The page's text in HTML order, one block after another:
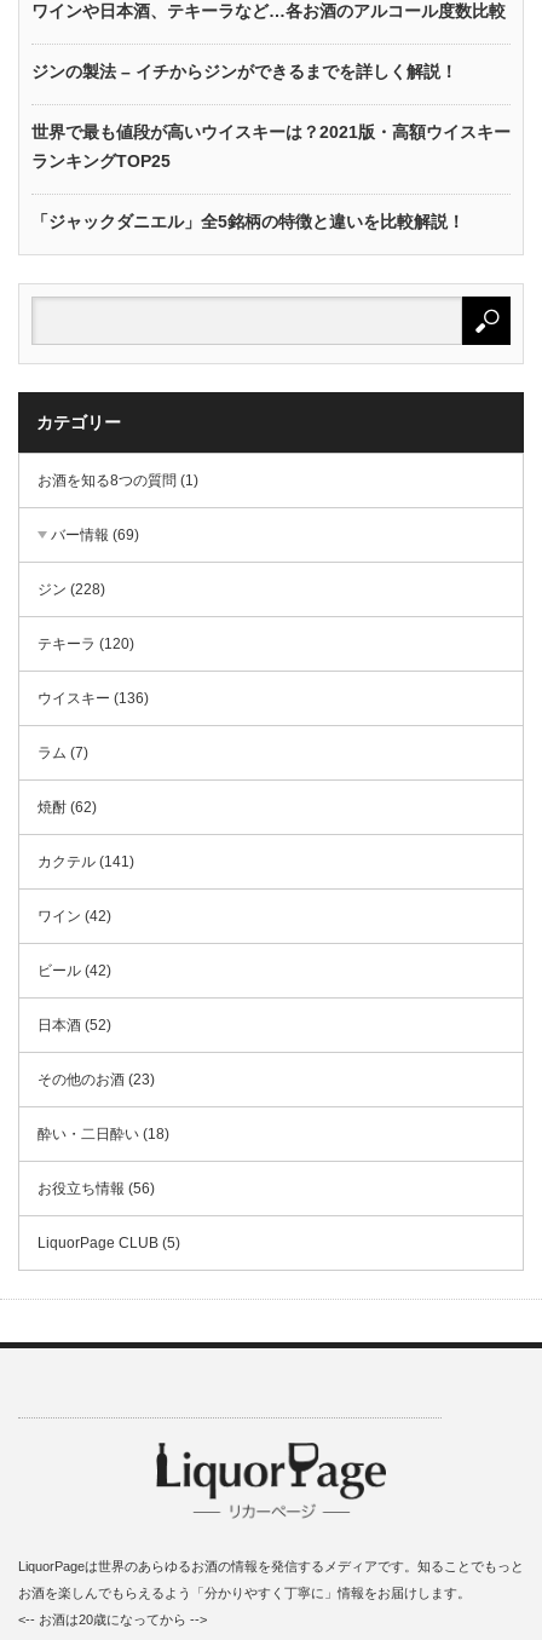
ワインや日本酒、テキーラなど…各お酒のアルコール度数比較
ジンの製法 – イチからジンができるまでを詳しく解説！
世界で最も値段が高いウイスキーは？2021版・高額ウイスキー
ランキングTOP25
「ジャックダニエル」全5銘柄の特徴と違いを比較解説！
カテゴリー
お酒を知る8つの質問 (1)
バー情報 (69)
ジン (228)
テキーラ (120)
ウイスキー (136)
ラム (7)
焼酎 (62)
カクテル (141)
ワイン (42)
ビール (42)
日本酒 (52)
その他のお酒 (23)
酔い・二日酔い (18)
お役立ち情報 (56)
LiquorPage CLUB (5)
LiquorPageは世界のあらゆるお酒の情報を発信するメディアです。知ることでもっと
お酒を楽しんでもらえるよう「分かりやすく丁寧に」情報をお届けします。
<-- お酒は20歳になってから -->